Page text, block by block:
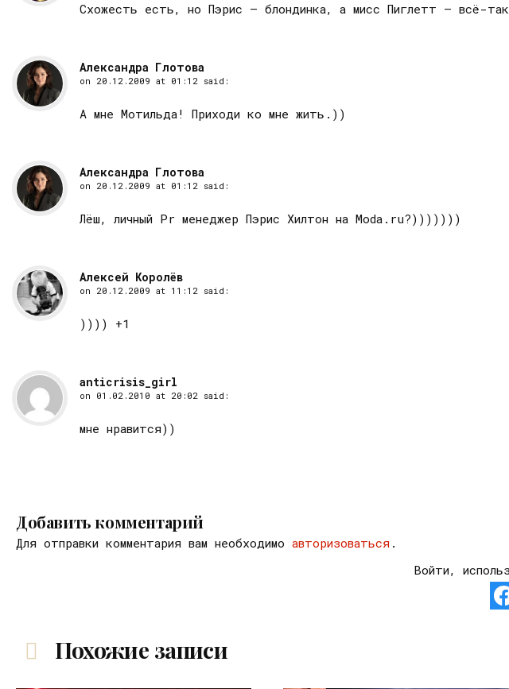
Схожесть есть, но Пэрис — блондинка, а мисс Пиглетт — всё-
Александра Глотова
on 20.12.2009 at 01:12 said:
А мне Мотильда! Приходи ко мне жить.))
Александра Глотова
on 20.12.2009 at 01:12 said:
Лёш, личный Pr менеджер Пэрис Хилтон на Moda.ru?)))))))
Алексей Королёв
on 20.12.2009 at 11:12 said:
)))) +1
anticrisis_girl
on 01.02.2010 at 20:02 said:
мне нравится))
Добавить комментарий
Для отправки комментария вам необходимо авторизоваться .
Войти,
Похожие записи